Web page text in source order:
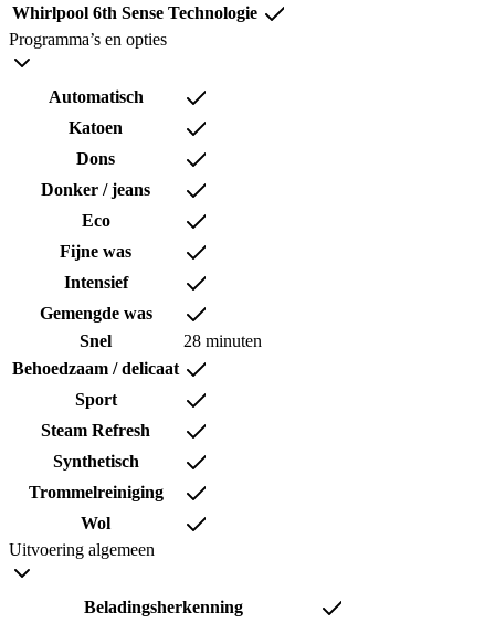
Whirlpool 6th Sense Technologie
Programma’s en opties
Automatisch
Katoen
Dons
Donker / jeans
Eco
Fijne was
Intensief
Gemengde was
Snel
28 minuten
Behoedzaam / delicaat
Sport
Steam Refresh
Synthetisch
Trommelreiniging
Wol
Uitvoering algemeen
Beladingsherkenning